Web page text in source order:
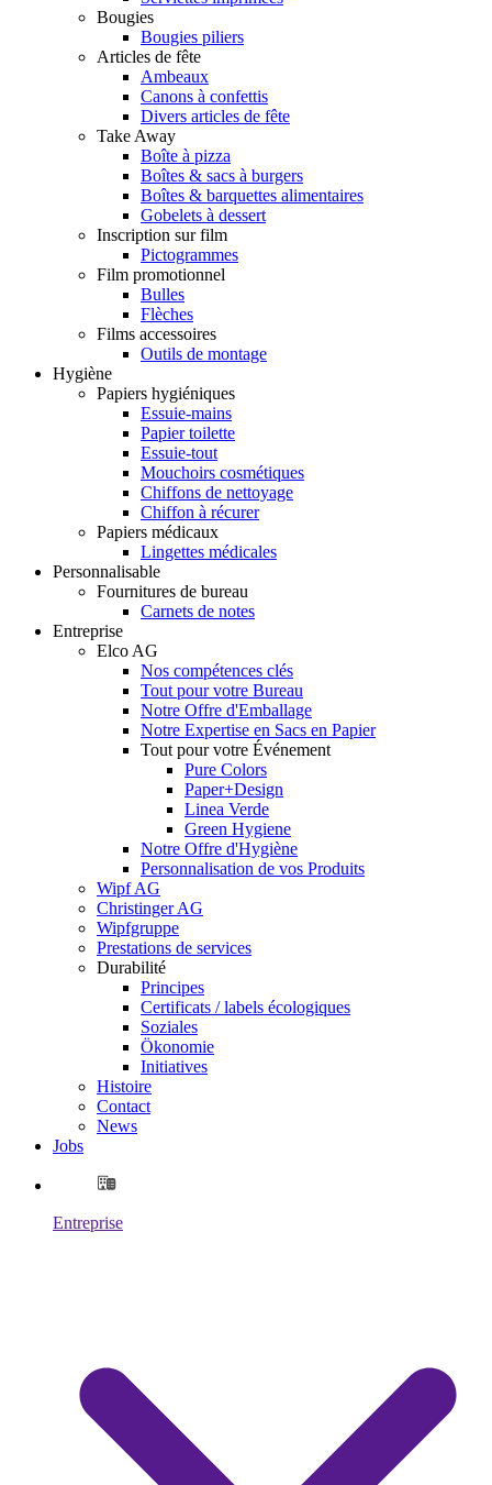
Bougies
Bougies piliers
Articles de fête
Ambeaux
Canons à confettis
Divers articles de fête
Take Away
Boîte à pizza
Boîtes & sacs à burgers
Boîtes & barquettes alimentaires
Gobelets à dessert
Inscription sur film
Pictogrammes
Film promotionnel
Bulles
Flèches
Films accessoires
Outils de montage
Hygiène
Papiers hygiéniques
Essuie-mains
Papier toilette
Essuie-tout
Mouchoirs cosmétiques
Chiffons de nettoyage
Chiffon à récurer
Papiers médicaux
Lingettes médicales
Personnalisable
Fournitures de bureau
Carnets de notes
Entreprise
Elco AG
Nos compétences clés
Tout pour votre Bureau
Notre Offre d'Emballage
Notre Expertise en Sacs en Papier
Tout pour votre Événement
Pure Colors
Paper+Design
Linea Verde
Green Hygiene
Notre Offre d'Hygiène
Personnalisation de vos Produits
Wipf AG
Christinger AG
Wipfgruppe
Prestations de services
Durabilité
Principes
Certificats / labels écologiques
Soziales
Ökonomie
Initiatives
Histoire
Contact
News
Jobs
Entreprise